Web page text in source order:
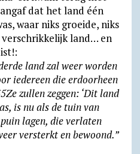
dat het land één
waar niks groeide, niks
land… en
land zal weer worden
iedereen die erdoorheen
zullen zeggen: ‘Dit land
is nu als de tuin van
lagen, die verlaten
versterkt en bewoond.”